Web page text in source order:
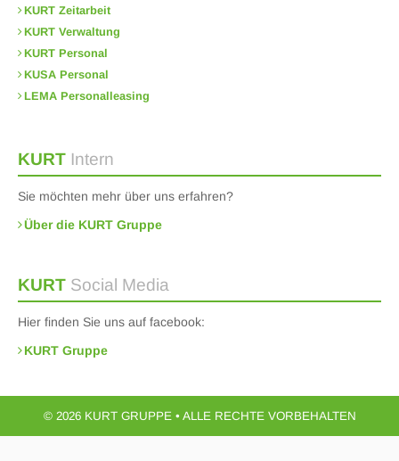
KURT Zeitarbeit
KURT Verwaltung
KURT Personal
KUSA Personal
LEMA Personalleasing
KURT Intern
Sie möchten mehr über uns erfahren?
Über die KURT Gruppe
KURT Social Media
Hier finden Sie uns auf facebook:
KURT Gruppe
© 2026 KURT GRUPPE • ALLE RECHTE VORBEHALTEN